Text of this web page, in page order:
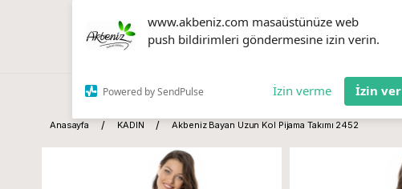
www.akbeniz.com masaüstünüze web
push bildirimleri göndermesine izin verin.
Powered by SendPulse İzin verme İzin ver
Anasayfa KADIN Akbeniz Bayan Uzun Kol Pijama Takımı 2452